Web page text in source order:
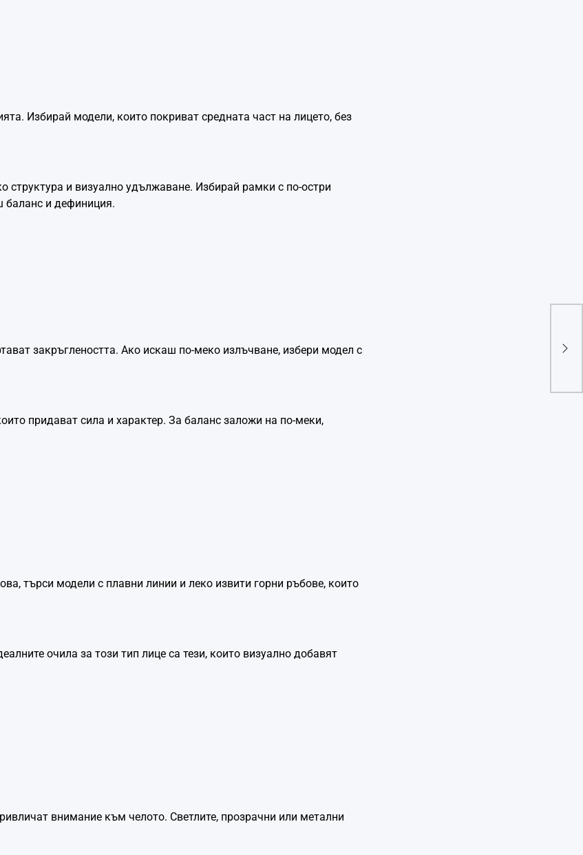
Избирай модели, които покриват средната част на лицето, без
структура и визуално удължаване. Избирай рамки с по-остри
баланс и дефиниция.
закръглеността. Ако искаш по-меко излъчване, избери модел с
придават сила и характер. За баланс заложи на по-меки,
търси модели с плавни линии и леко извити горни ръбове, които
очила за този тип лице са тези, които визуално добавят
внимание към челото. Светлите, прозрачни или метални